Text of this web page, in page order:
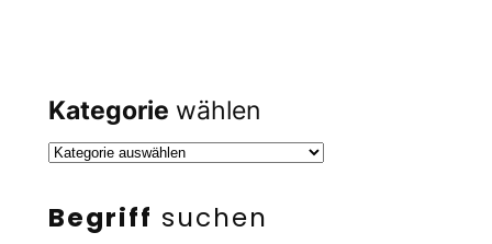
Kategorie wählen
Begriff suchen